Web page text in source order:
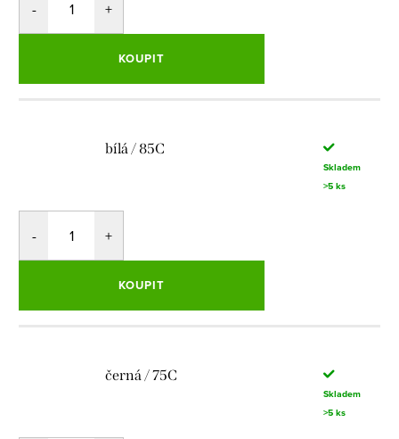
KOUPIT
bílá / 85C
Skladem
>5 ks
KOUPIT
černá / 75C
Skladem
>5 ks